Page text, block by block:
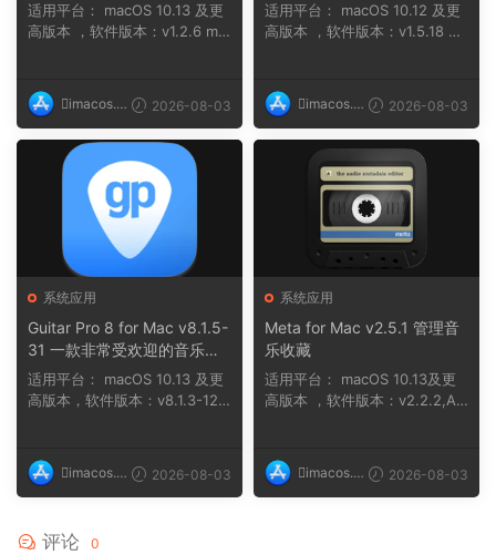
适用平台： macOS 10.13 及更
高版本 ，软件版本：v1.2.6 ma
imacos.t
op
2026-08-03
适用平台： macOS 10.12 及更
高版本 ，软件版本：v1.5.18 na
imacos.t
op
2026-08-03
系统应用
Guitar Pro 8 for Mac v8.1.5-
31 一款非常受欢迎的音乐制
作软件
适用平台： macOS 10.13 及更
高版本，软件版本：v8.1.3-121
imacos.t
op
2026-08-03
系统应用
Meta for Mac v2.5.1 管理音
乐收藏
适用平台： macOS 10.13及更
高版本 ，软件版本：v2.2.2,AR
imacos.t
op
2026-08-03
评论 0